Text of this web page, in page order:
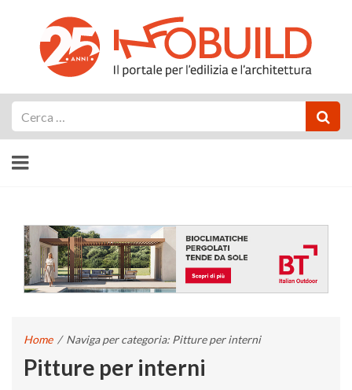
Home / Naviga per categoria: Pitture per interni
Pitture per interni